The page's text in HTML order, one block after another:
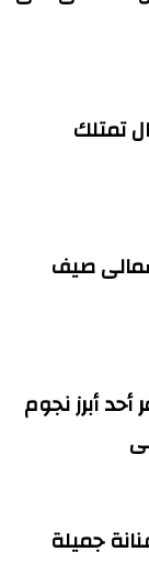
تمتلك
صيف
أحد أبرز نجوم
جميلة